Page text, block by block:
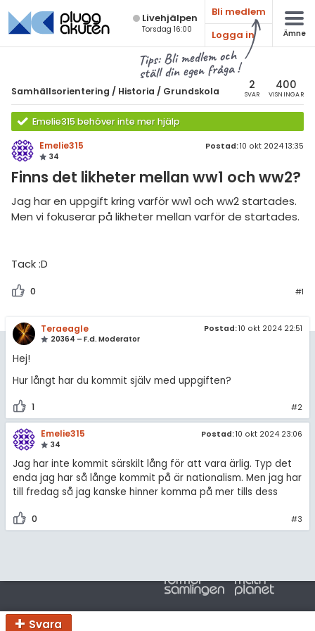
Live­hjälpen
Torsdag 16:00
Bli medlem
Logga in
Ämne
Tips: Bli medlem och
ställ din egen fråga !
Samhällsorientering / Historia / Grundskola 2
SVAR
400
VISNINGAR
Emelie315 behöver inte mer hjälp
Emelie315
34
Postad:10 okt 2024 13:35
Finns det likheter mellan ww1 och ww2?
Jag har en uppgift kring varför ww1 och ww2 startades.
Men vi fokuserar på likheter mellan varför de startades.
Tack :D
0 #1
Teraeagle
20364 – F.d. Moderator
Postad:10 okt 2024 22:51
Hej!
Hur långt har du kommit själv med uppgiften?
1 #2
Emelie315
34
Postad:10 okt 2024 23:06
Jag har inte kommit särskilt lång för att vara ärlig. Typ det
enda jag har så långe kommit på är nationalism. Men jag har
till fredag så jag kanske hinner komma på mer tills dess
0 #3
Svara
& Bygg
språk
Alla ämnen
Alla trådar
Samhällsorientering
Historia
Alla trådar
Universitet
Regler
Om Pluggakuten
Allmänna villkor
Cookie-inställningar
ämnen
diskussioner